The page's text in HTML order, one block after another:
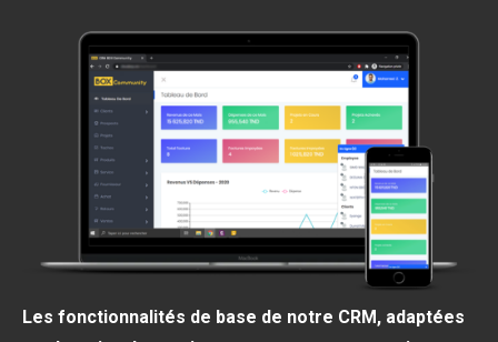
Les fonctionnalités de base de notre CRM, adaptées